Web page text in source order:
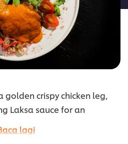
golden crispy chicken leg,
Laksa sauce for an
indulge.
lagi